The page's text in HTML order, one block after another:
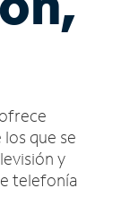
que se
y
telefonía